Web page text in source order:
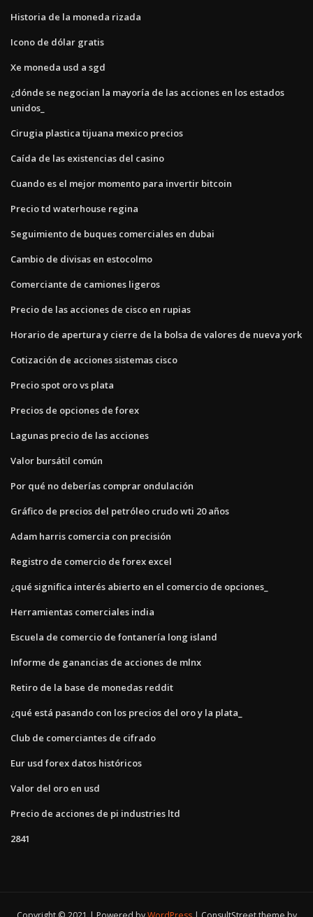
Historia de la moneda rizada
Icono de dólar gratis
Xe moneda usd a sgd
¿dónde se negocian la mayoría de las acciones en los estados
unidos_
Cirugia plastica tijuana mexico precios
Caída de las existencias del casino
Cuando es el mejor momento para invertir bitcoin
Precio td waterhouse regina
Seguimiento de buques comerciales en dubai
Cambio de divisas en estocolmo
Comerciante de camiones ligeros
Precio de las acciones de cisco en rupias
Horario de apertura y cierre de la bolsa de valores de nueva york
Cotización de acciones sistemas cisco
Precio spot oro vs plata
Precios de opciones de forex
Lagunas precio de las acciones
Valor bursátil común
Por qué no deberías comprar ondulación
Gráfico de precios del petróleo crudo wti 20 años
Adam harris comercia con precisión
Registro de comercio de forex excel
¿qué significa interés abierto en el comercio de opciones_
Herramientas comerciales india
Escuela de comercio de fontanería long island
Informe de ganancias de acciones de mlnx
Retiro de la base de monedas reddit
¿qué está pasando con los precios del oro y la plata_
Club de comerciantes de cifrado
Eur usd forex datos históricos
Valor del oro en usd
Precio de acciones de pi industries ltd
2841